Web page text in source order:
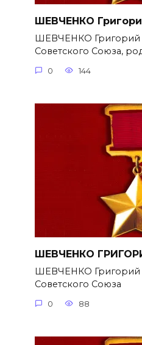
ШЕВЧЕНКО
ШЕВЧЕНКО Григорий
Советского Союза,
0 144
ШЕВЧЕНКО
ШЕВЧЕНКО Григорий
Советского Союза
0 88